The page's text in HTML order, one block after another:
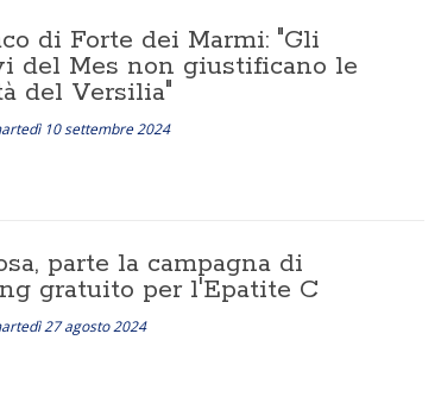
di Forte dei Marmi: "Gli
del Mes non giustificano le
del Versilia"
10 settembre 2024
parte la campagna di
gratuito per l'Epatite C
27 agosto 2024